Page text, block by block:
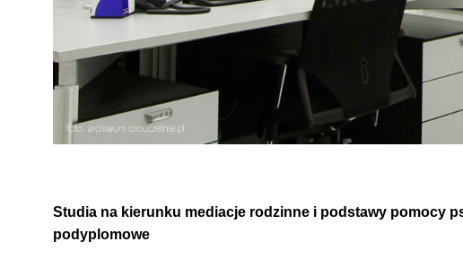
Studia na kierunku mediacje rodzinne i podstawy pomocy
podyplomowe